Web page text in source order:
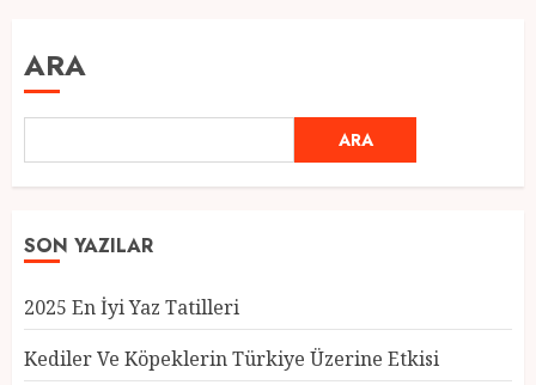
ARA
ARA
SON YAZILAR
2025 En İyi Yaz Tatilleri
Kediler Ve Köpeklerin Türkiye Üzerine Etkisi